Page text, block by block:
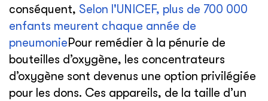
conséquent, Selon l'UNICEF, plus de 700 000
enfants meurent chaque année de
pneumoniePour remédier à la pénurie de
bouteilles d’oxygène, les concentrateurs
d’oxygène sont devenus une option privilégiée
pour les dons. Ces appareils, de la taille d’un